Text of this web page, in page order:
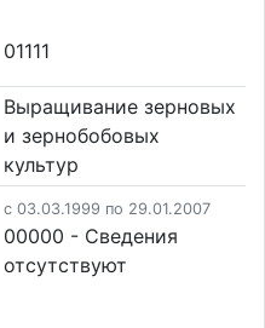
01111
Выращивание зерновых
и зернобобовых
культур
c 03.03.1999 по 29.01.2007
00000 - Cведения
отсутствуют